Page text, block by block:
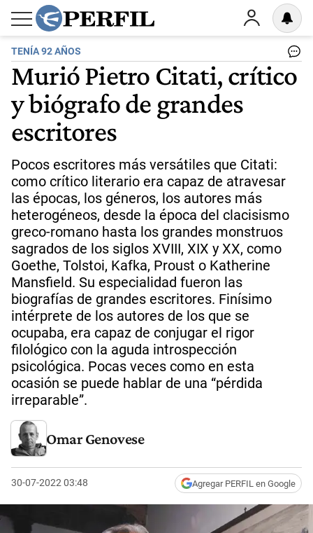
TENÍA 92 AÑOS
Murió Pietro Citati, crítico
y biógrafo de grandes
escritores
Pocos escritores más versátiles que Citati:
como crítico literario era capaz de atravesar
las épocas, los géneros, los autores más
heterogéneos, desde la época del clacisismo
greco-romano hasta los grandes monstruos
sagrados de los siglos XVIII, XIX y XX, como
Goethe, Tolstoi, Kafka, Proust o Katherine
Mansfield. Su especialidad fueron las
biografías de grandes escritores. Finísimo
intérprete de los autores de los que se
ocupaba, era capaz de conjugar el rigor
filológico con la aguda introspección
psicológica. Pocas veces como en esta
ocasión se puede hablar de una “pérdida
irreparable”.
Omar Genovese
30-07-2022 03:48 Agregar PERFIL en Google